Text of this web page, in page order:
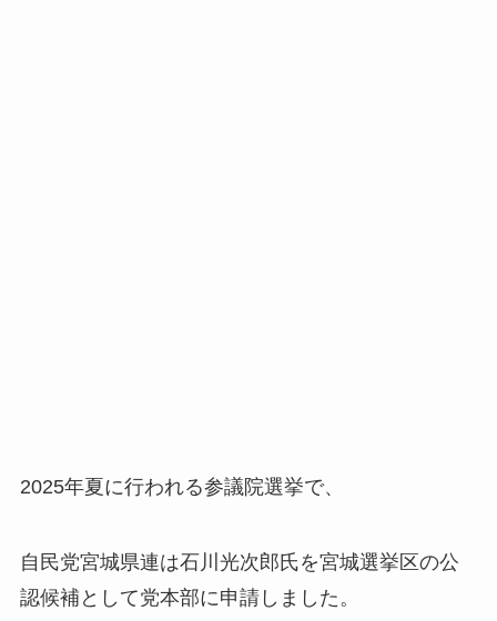
2025年夏に行われる参議院選挙で、
自民党宮城県連は石川光次郎氏を宮城選挙区の公
認候補として党本部に申請しました。